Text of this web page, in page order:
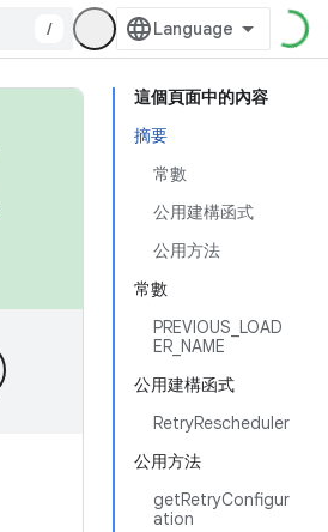
/
這個頁面中的內容
摘要
常數
公用建構函式
公用方法
常數
PREVIOUS_LOAD
ER_NAME
公用建構函式
RetryRescheduler
公用方法
getRetryConfigur
ation